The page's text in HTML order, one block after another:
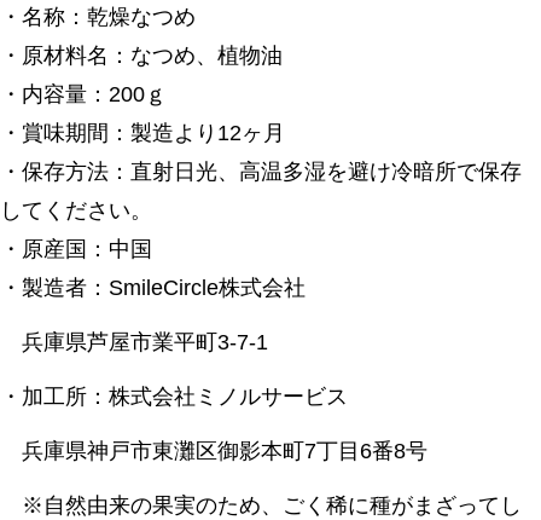
・名称：乾燥なつめ
・原材料名：なつめ、植物油
・内容量：200ｇ
・賞味期間：製造より12ヶ月
・保存方法：直射日光、高温多湿を避け冷暗所で保存
してください。
・原産国：中国
・製造者：SmileCircle株式会社
兵庫県芦屋市業平町3-7-1
・加工所：株式会社ミノルサービス
兵庫県神戸市東灘区御影本町7丁目6番8号
※自然由来の果実のため、ごく稀に種がまざってし